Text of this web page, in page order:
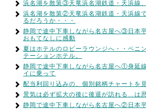
浜名湖を散策③天竜浜名湖鉄道・天浜線
浜名湖を散策②天竜浜名湖鉄道・天浜線
るだろうか・・・
静岡で途中下車しながら名古屋へ③日本
おもてなしに感動
夏はホテルのロビーラウンジへ・・ペニ
テーションホテル。
静岡で途中下車しながら名古屋へ①身延
イに乗って
配当利回り込みの、個別銘柄チャートを
景気は必ず拡大の後に後退が訪れる…は
静岡で途中下車しながら名古屋へ②日本